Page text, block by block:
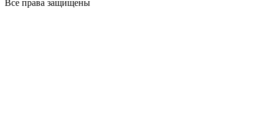
Все права защищены